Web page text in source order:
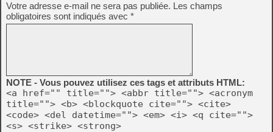
Votre adresse e-mail ne sera pas publiée. Les champs
obligatoires sont indiqués avec *
NOTE - Vous pouvez utilisez ces tags et attributs HTML:
<a href="" title=""> <abbr title=""> <acronym
title=""> <b> <blockquote cite=""> <cite>
<code> <del datetime=""> <em> <i> <q cite="">
<s> <strike> <strong>